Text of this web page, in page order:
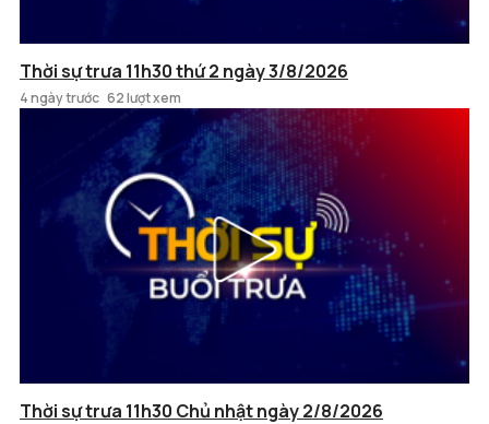
Thời sự trưa 11h30 thứ 2 ngày 3/8/2026
4 ngày trước 62 lượt xem
Thời sự trưa 11h30 Chủ nhật ngày 2/8/2026